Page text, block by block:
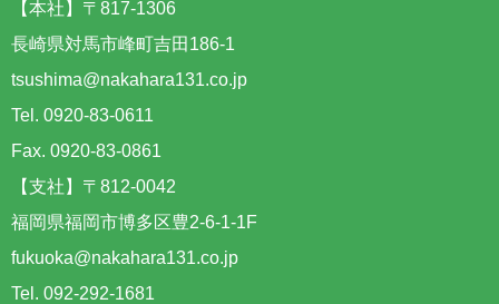
【本社】〒817-1306
長崎県対馬市峰町吉田186-1
tsushima@nakahara131.co.jp
Tel. 0920-83-0611
Fax. 0920-83-0861
【支社】〒812-0042
福岡県福岡市博多区豊2-6-1-1F
fukuoka@nakahara131.co.jp
Tel. 092-292-1681